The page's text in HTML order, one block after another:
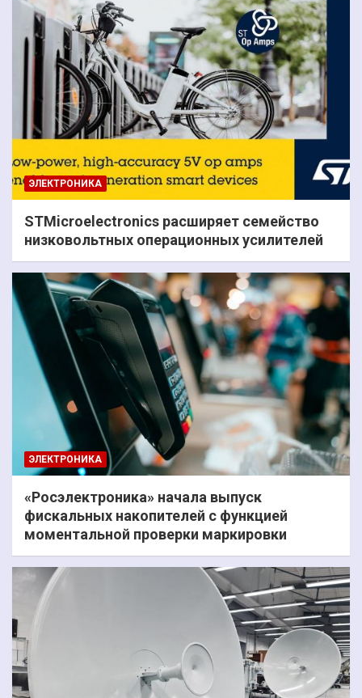
ЭЛЕКТРОНИКА
STMicroelectronics расширяет семейство
низковольтных операционных усилителей
ЭЛЕКТРОНИКА
«Росэлектроника» начала выпуск
фискальных накопителей с функцией
моментальной проверки маркировки